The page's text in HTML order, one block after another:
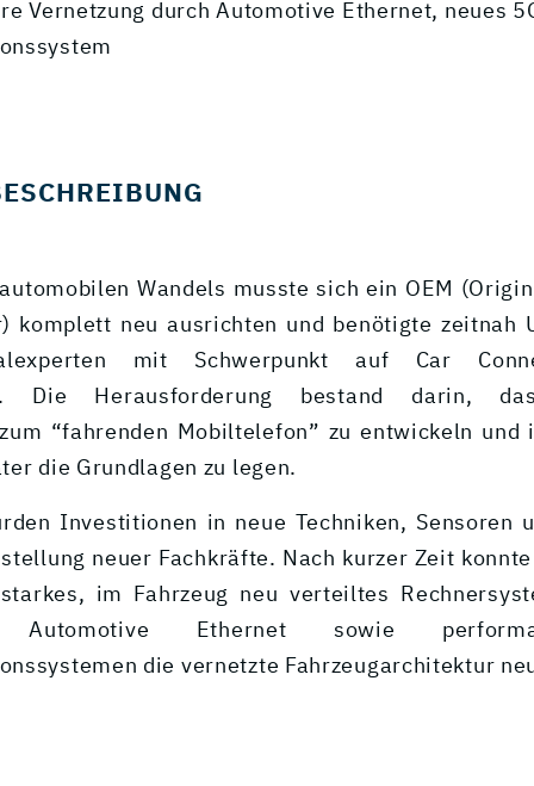
Vernetzung durch Automotive Ethernet, neues
Wandels musste sich ein OEM
komplett neu ausrichten und benötigte zeitnah
mit Schwerpunkt auf Car
Die Herausforderung bestand darin,
“fahrenden Mobiltelefon” zu entwickeln und
die Grundlagen zu legen.
Investitionen in neue Techniken, Sensoren
neuer Fachkräfte. Nach kurzer Zeit
im Fahrzeug neu verteiltes
Ethernet sowie
die vernetzte Fahrzeugarchitektur